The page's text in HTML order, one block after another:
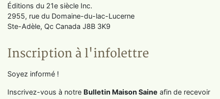
Éditions du 21e siècle Inc.
2955, rue du Domaine-du-lac-Lucerne
Ste-Adèle, Qc Canada J8B 3K9
Inscription à l'infolettre
Soyez informé !
Inscrivez-vous à notre Bulletin Maison Saine afin de recevoir